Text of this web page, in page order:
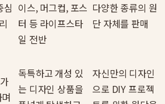
심 이스, 머그컵, 포스
터 등 라이프스타
일 전반
다양한 종류의 원
단 자체를 판매
독특하고 개성 있
는 디자인 상품을
자신만의 디자인
으로 DIY 프로젝